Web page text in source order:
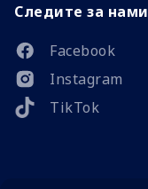
Следите за нами
Facebook
Instagram
TikTok